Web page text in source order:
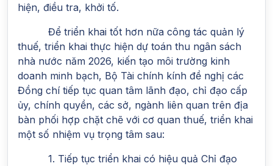
hiện, điều tra, khởi tố.
Để triển khai tốt hơn nữa công tác quản lý
thuế, triển khai thực hiện dự toán thu ngân sách
nhà nước năm 2026, kiến tạo môi trường kinh
doanh minh bạch, Bộ Tài chính kính đề nghị các
Đồng chí tiếp tục quan tâm lãnh đạo, chỉ đạo cấp
ủy, chính quyền, các sở, ngành liên quan trên địa
bàn phối hợp chặt chẽ với cơ quan thuế, triển khai
một số nhiệm vụ trọng tâm sau:
1. Tiếp tục triển khai có hiệu quả Chỉ đạo